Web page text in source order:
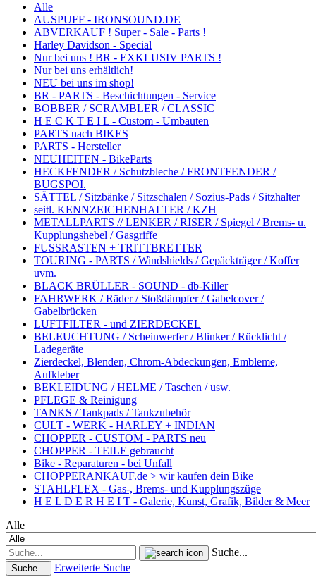
Alle
AUSPUFF - IRONSOUND.DE
ABVERKAUF ! Super - Sale - Parts !
Harley Davidson - Special
Nur bei uns ! BR - EXKLUSIV PARTS !
Nur bei uns erhältlich!
NEU bei uns im shop!
BR - PARTS - Beschichtungen - Service
BOBBER / SCRAMBLER / CLASSIC
H E C K T E I L - Custom - Umbauten
PARTS nach BIKES
PARTS - Hersteller
NEUHEITEN - BikeParts
HECKFENDER / Schutzbleche / FRONTFENDER /
BUGSPOI.
SÄTTEL / Sitzbänke / Sitzschalen / Sozius-Pads / Sitzhalter
seitl. KENNZEICHENHALTER / KZH
METALLPARTS // LENKER / RISER / Spiegel / Brems- u.
Kupplungshebel / Gasgriffe
FUSSRASTEN + TRITTBRETTER
TOURING - PARTS / Windshields / Gepäckträger / Koffer
uvm.
BLACK BRÜLLER - SOUND - db-Killer
FAHRWERK / Räder / Stoßdämpfer / Gabelcover /
Gabelbrücken
LUFTFILTER - und ZIERDECKEL
BELEUCHTUNG / Scheinwerfer / Blinker / Rücklicht /
Ladegeräte
Zierdeckel, Blenden, Chrom-Abdeckungen, Embleme,
Aufkleber
BEKLEIDUNG / HELME / Taschen / usw.
PFLEGE & Reinigung
TANKS / Tankpads / Tankzubehör
CULT - WERK - HARLEY + INDIAN
CHOPPER - CUSTOM - PARTS neu
CHOPPER - TEILE gebraucht
Bike - Reparaturen - bei Unfall
CHOPPERANKAUF.de > wir kaufen dein Bike
STAHLFLEX - Gas-, Brems- und Kupplungszüge
H E L D E R H E I T - Galerie, Kunst, Grafik, Bilder & Meer
Alle
Suche...
Suche... Erweiterte Suche